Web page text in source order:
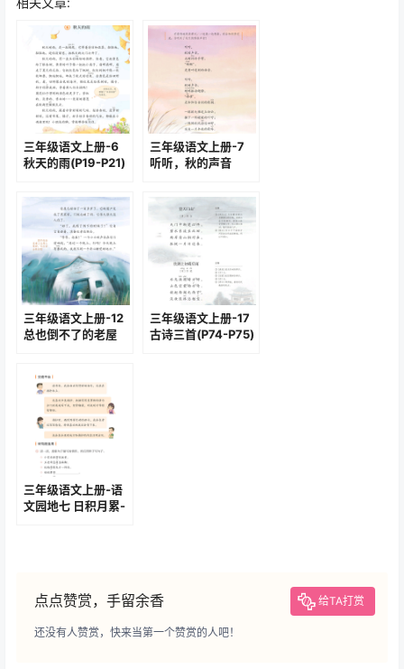
三年级语文上册-6
秋天的雨(P19-P21)
三年级语文上册-7
听听，秋的声音
三年级语文上册-12
总也倒不了的老屋
三年级语文上册-17
古诗三首(P74-P75)
三年级语文上册-语
文园地七 日积月累-
点点赞赏，手留余香 给TA打赏
还没有人赞赏，快来当第一个赞赏的人吧！